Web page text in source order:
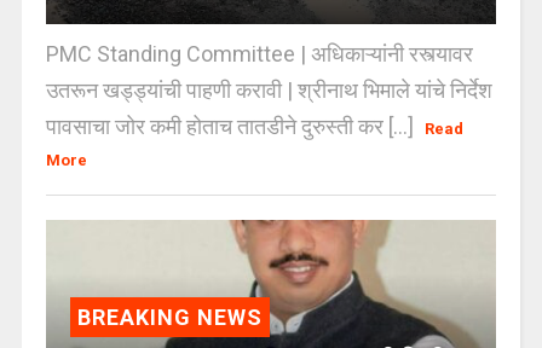
PMC Standing Committee | अधिकाऱ्यांनी रस्त्यावर
उतरून खड्ड्यांची पाहणी करावी | श्रीनाथ भिमाले यांचे निर्देश
पावसाचा जोर कमी होताच तातडीने दुरुस्ती कर [...]
Read
More
BREAKING NEWS